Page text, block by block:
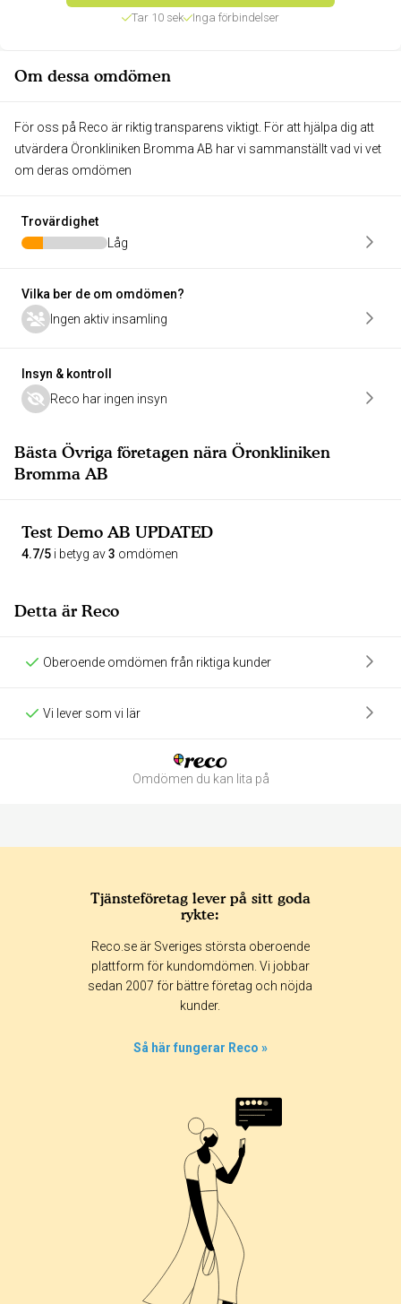
Tar 10 sek Inga förbindelser
Om dessa omdömen
För oss på Reco är riktig transparens viktigt. För att hjälpa dig att
utvärdera Öronkliniken Bromma AB har vi sammanställt vad vi vet
om deras omdömen
Trovärdighet
Låg
Vilka ber de om omdömen?
Ingen aktiv insamling
Insyn & kontroll
Reco har ingen insyn
Bästa Övriga företagen nära Öronkliniken
Bromma AB
Test Demo AB UPDATED
4.7/5 i betyg av3 omdömen
Detta är Reco
Oberoende omdömen från riktiga kunder
Vi lever som vi lär
Omdömen du kan lita på
365 dagar 90 dagar
30 dagar
Tjänsteföretag lever på sitt goda
rykte:
Reco.se är Sveriges största oberoende
plattform för kundomdömen. Vi jobbar
sedan 2007 för bättre företag och nöjda
kunder.
Så här fungerar Reco »